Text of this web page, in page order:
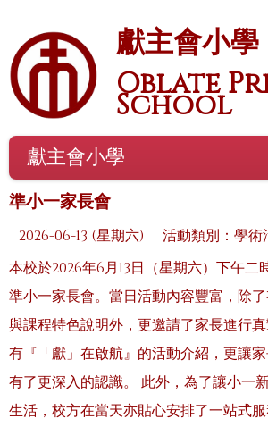
獻主會小學
Oblate
School
獻主會小學
準小一家長會
2026-06-13 (星期六) 活動類別：學術
本校於2026年6月13日（星期六）下午二
準小一家長會。當日活動內容豐富，除
與課程特色說明外，更邀請了家長進行
有『「獻」在啟航』的活動介紹，更讓
有了更深入的認識。 此外，為了讓小一
生活，校方在當天亦貼心安排了一站式